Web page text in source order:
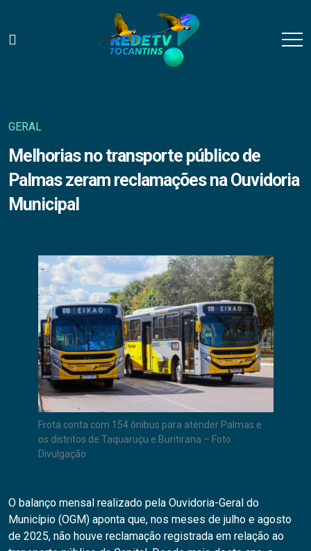
GERAL
Melhorias no transporte público de
Palmas zeram reclamações na Ouvidoria
Municipal
Frota conta com 154 ônibus para atender Palmas e
os distritos de Taquaruçu e Buritirana – Foto:
Divulgação
O balanço mensal realizado pela Ouvidoria-Geral do
Município (OGM) aponta que, nos meses de julho e agosto
de 2025, não houve reclamação registrada em relação ao